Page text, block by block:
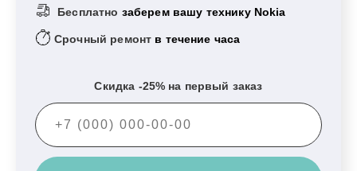
Бесплатно заберем вашу технику Nokia
Срочный ремонт в течение часа
Скидка -25% на первый заказ